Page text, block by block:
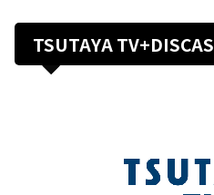
TSUTAYA TV+DISCAS